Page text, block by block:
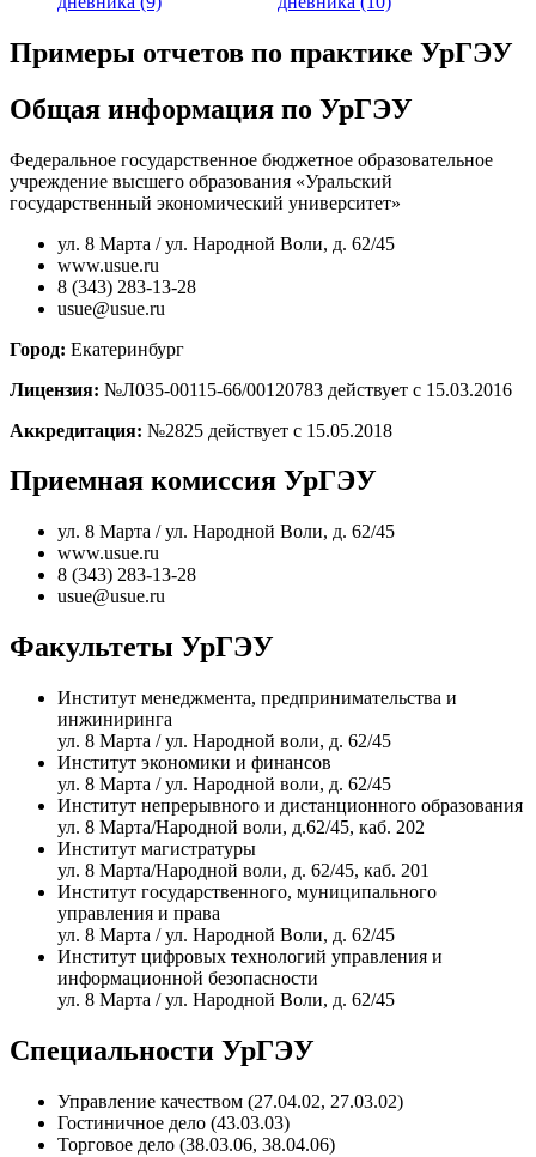
Примеры отчетов по практике УрГЭУ
Общая информация по УрГЭУ
Федеральное государственное бюджетное образовательное
учреждение высшего образования «Уральский
государственный экономический университет»
ул. 8 Марта / ул. Народной Воли, д. 62/45
www.usue.ru
8 (343) 283-13-28
usue@usue.ru
Город: Екатеринбург
Лицензия: №Л035-00115-66/00120783 действует с 15.03.2016
Аккредитация: №2825 действует с 15.05.2018
Приемная комиссия УрГЭУ
ул. 8 Марта / ул. Народной Воли, д. 62/45
www.usue.ru
8 (343) 283-13-28
usue@usue.ru
Факультеты УрГЭУ
Институт менеджмента, предпринимательства и
инжиниринга
ул. 8 Марта / ул. Народной воли, д. 62/45
Институт экономики и финансов
ул. 8 Марта / ул. Народной воли, д. 62/45
Институт непрерывного и дистанционного образования
ул. 8 Марта/Народной воли, д.62/45, каб. 202
Институт магистратуры
ул. 8 Марта/Народной воли, д. 62/45, каб. 201
Институт государственного, муниципального
управления и права
ул. 8 Марта / ул. Народной Воли, д. 62/45
Институт цифровых технологий управления и
информационной безопасности
ул. 8 Марта / ул. Народной Воли, д. 62/45
Специальности УрГЭУ
Управление качеством (27.04.02, 27.03.02)
Гостиничное дело (43.03.03)
Торговое дело (38.03.06, 38.04.06)